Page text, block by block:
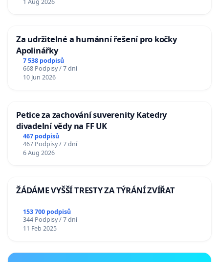
1 Aug 2026
Za udržitelné a humánní řešení pro kočky
Apolinářky
7 538 podpisů
668 Podpisy / 7 dní
10 Jun 2026
Petice za zachování suverenity Katedry
divadelní vědy na FF UK
467 podpisů
467 Podpisy / 7 dní
6 Aug 2026
ŽÁDÁME VYŠŠÍ TRESTY ZA TÝRÁNÍ ZVÍŘAT
153 700 podpisů
344 Podpisy / 7 dní
11 Feb 2025